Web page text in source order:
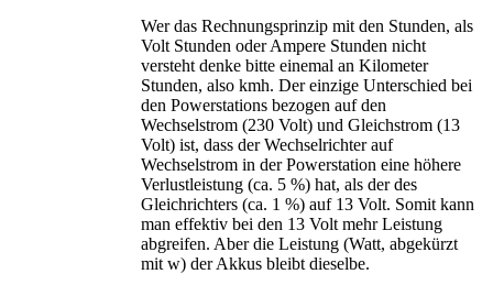
Wer das Rechnungsprinzip mit den Stunden, als
Volt Stunden oder Ampere Stunden nicht
versteht denke bitte einemal an Kilometer
Stunden, also kmh. Der einzige Unterschied bei
den Powerstations bezogen auf den
Wechselstrom (230 Volt) und Gleichstrom (13
Volt) ist, dass der Wechselrichter auf
Wechselstrom in der Powerstation eine höhere
Verlustleistung (ca. 5 %) hat, als der des
Gleichrichters (ca. 1 %) auf 13 Volt. Somit kann
man effektiv bei den 13 Volt mehr Leistung
abgreifen. Aber die Leistung (Watt, abgekürzt
mit w) der Akkus bleibt dieselbe.